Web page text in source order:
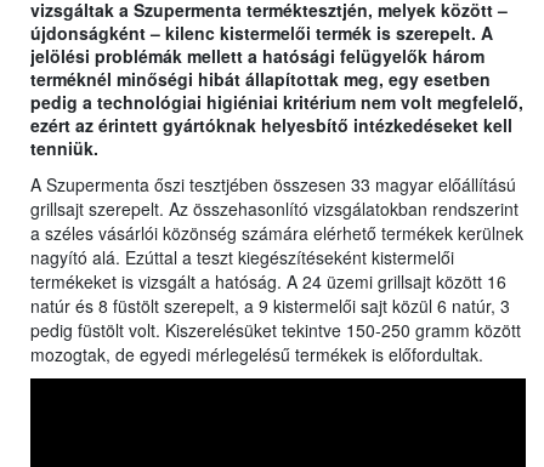
vizsgáltak a Szupermenta terméktesztjén, melyek között –
újdonságként – kilenc kistermelői termék is szerepelt. A
jelölési problémák mellett a hatósági felügyelők három
terméknél minőségi hibát állapítottak meg, egy esetben
pedig a technológiai higiéniai kritérium nem volt megfelelő,
ezért az érintett gyártóknak helyesbítő intézkedéseket kell
tenniük.
A Szupermenta őszi tesztjében összesen 33 magyar előállítású
grillsajt szerepelt. Az összehasonlító vizsgálatokban rendszerint
a széles vásárlói közönség számára elérhető termékek kerülnek
nagyító alá. Ezúttal a teszt kiegészítéseként kistermelői
termékeket is vizsgált a hatóság. A 24 üzemi grillsajt között 16
natúr és 8 füstölt szerepelt, a 9 kistermelői sajt közül 6 natúr, 3
pedig füstölt volt. Kiszerelésüket tekintve 150-250 gramm között
mozogtak, de egyedi mérlegelésű termékek is előfordultak.